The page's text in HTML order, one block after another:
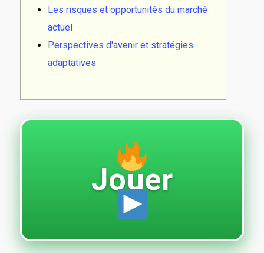
Les risques et opportunités du marché
actuel
Perspectives d'avenir et stratégies
adaptatives
Jouer